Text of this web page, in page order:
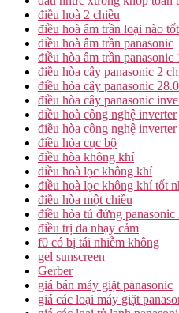
điều hoà 2 chiều
điều hoà âm trần loại nào tốt
điều hoà âm trần panasonic
điều hòa âm trần
điều hòa cây panasonic 2
điều hòa cây panasonic
điều hòa cây panasonic
điều hoà công nghệ inverter
điều hòa công nghệ inverter
điều hòa cục bộ
điều hòa không khí
điều hoà lọc không khí
điều hoà lọc không khí tốt
điều hòa một chiều
điều hòa tủ đứng
điều trị da nhạy cảm
f0 có bị tái nhiễm không
gel sunscreen
Gerber
giá bán máy giặt panasonic
giá các loại máy giặt